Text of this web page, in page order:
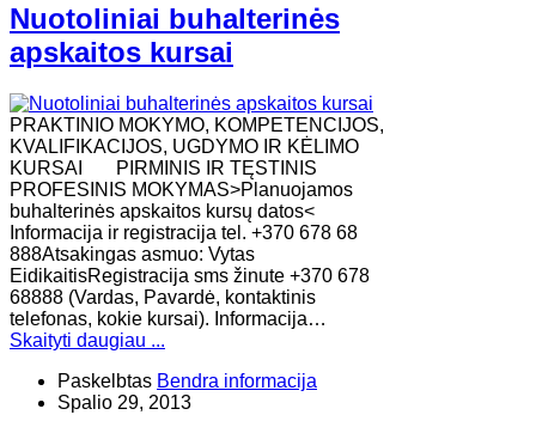
Nuotoliniai buhalterinės
apskaitos kursai
PRAKTINIO MOKYMO, KOMPETENCIJOS,
KVALIFIKACIJOS, UGDYMO IR KĖLIMO
KURSAI PIRMINIS IR TĘSTINIS
PROFESINIS MOKYMAS>Planuojamos
buhalterinės apskaitos kursų datos<
Informacija ir registracija tel. +370 678 68
888Atsakingas asmuo: Vytas
EidikaitisRegistracija sms žinute +370 678
68888 (Vardas, Pavardė, kontaktinis
telefonas, kokie kursai). Informacija…
Skaityti daugiau ...
Paskelbtas Bendra informacija
Spalio 29, 2013